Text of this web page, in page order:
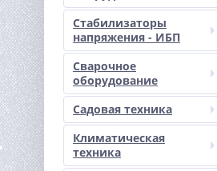
Стабилизаторы
напряжения - ИБП
Сварочное
оборудование
Садовая техника
Климатическая
техника